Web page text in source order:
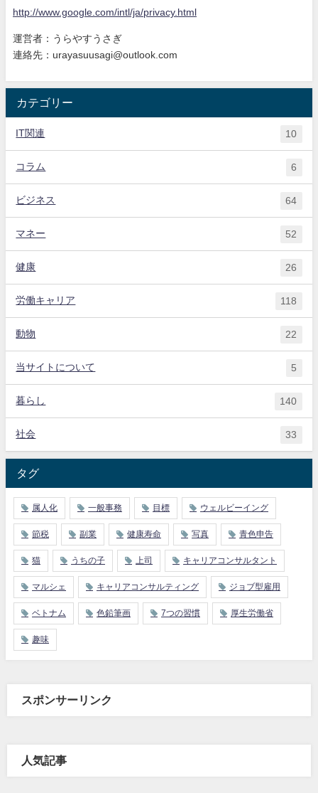
http://www.google.com/intl/ja/privacy.html
運営者：うらやすうさぎ
連絡先：urayasuusagi@outlook.com
カテゴリー
IT関連 10
コラム 6
ビジネス 64
マネー 52
健康 26
労働キャリア 118
動物 22
当サイトについて 5
暮らし 140
社会 33
タグ
属人化 一般事務 目標 ウェルビーイング
節税 副業 健康寿命 写真 青色申告
猫 うちの子 上司 キャリアコンサルタント
マルシェ キャリアコンサルティング ジョブ型雇用
ベトナム 色鉛筆画 7つの習慣 厚生労働省
趣味
スポンサーリンク
人気記事